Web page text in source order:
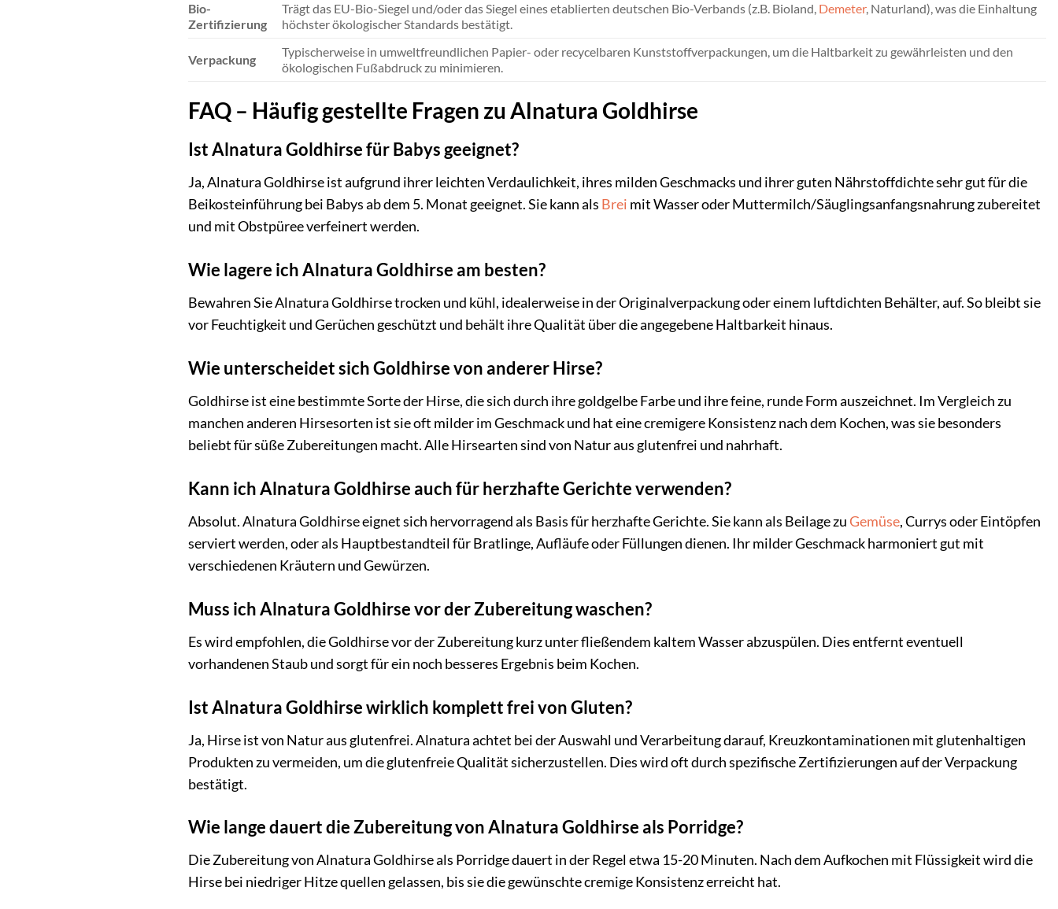
Bio-
Zertifizierung
Trägt das EU-Bio-Siegel und/oder das Siegel eines etablierten deutschen Bio-Verbands (z.B. Bioland, Demeter, Naturland), was die Einhaltung
höchster ökologischer Standards bestätigt.
Verpackung
Typischerweise in umweltfreundlichen Papier- oder recycelbaren Kunststoffverpackungen, um die Haltbarkeit zu gewährleisten und den
ökologischen Fußabdruck zu minimieren.
FAQ – Häufig gestellte Fragen zu Alnatura Goldhirse
Ist Alnatura Goldhirse für Babys geeignet?
Ja, Alnatura Goldhirse ist aufgrund ihrer leichten Verdaulichkeit, ihres milden Geschmacks und ihrer guten Nährstoffdichte sehr gut für die
Beikosteinführung bei Babys ab dem 5. Monat geeignet. Sie kann als Brei mit Wasser oder Muttermilch/Säuglingsanfangsnahrung zubereitet
und mit Obstpüree verfeinert werden.
Wie lagere ich Alnatura Goldhirse am besten?
Bewahren Sie Alnatura Goldhirse trocken und kühl, idealerweise in der Originalverpackung oder einem luftdichten Behälter, auf. So bleibt sie
vor Feuchtigkeit und Gerüchen geschützt und behält ihre Qualität über die angegebene Haltbarkeit hinaus.
Wie unterscheidet sich Goldhirse von anderer Hirse?
Goldhirse ist eine bestimmte Sorte der Hirse, die sich durch ihre goldgelbe Farbe und ihre feine, runde Form auszeichnet. Im Vergleich zu
manchen anderen Hirsesorten ist sie oft milder im Geschmack und hat eine cremigere Konsistenz nach dem Kochen, was sie besonders
beliebt für süße Zubereitungen macht. Alle Hirsearten sind von Natur aus glutenfrei und nahrhaft.
Kann ich Alnatura Goldhirse auch für herzhafte Gerichte verwenden?
Absolut. Alnatura Goldhirse eignet sich hervorragend als Basis für herzhafte Gerichte. Sie kann als Beilage zuGemüse, Currys oder Eintöpfen
serviert werden, oder als Hauptbestandteil für Bratlinge, Aufläufe oder Füllungen dienen. Ihr milder Geschmack harmoniert gut mit
verschiedenen Kräutern und Gewürzen.
Muss ich Alnatura Goldhirse vor der Zubereitung waschen?
Es wird empfohlen, die Goldhirse vor der Zubereitung kurz unter fließendem kaltem Wasser abzuspülen. Dies entfernt eventuell
vorhandenen Staub und sorgt für ein noch besseres Ergebnis beim Kochen.
Ist Alnatura Goldhirse wirklich komplett frei von Gluten?
Ja, Hirse ist von Natur aus glutenfrei. Alnatura achtet bei der Auswahl und Verarbeitung darauf, Kreuzkontaminationen mit glutenhaltigen
Produkten zu vermeiden, um die glutenfreie Qualität sicherzustellen. Dies wird oft durch spezifische Zertifizierungen auf der Verpackung
bestätigt.
Wie lange dauert die Zubereitung von Alnatura Goldhirse als Porridge?
Die Zubereitung von Alnatura Goldhirse als Porridge dauert in der Regel etwa 15-20 Minuten. Nach dem Aufkochen mit Flüssigkeit wird die
Hirse bei niedriger Hitze quellen gelassen, bis sie die gewünschte cremige Konsistenz erreicht hat.